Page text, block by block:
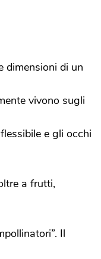
dimensioni di un
vivono sugli
e gli occhi
a frutti,
Il